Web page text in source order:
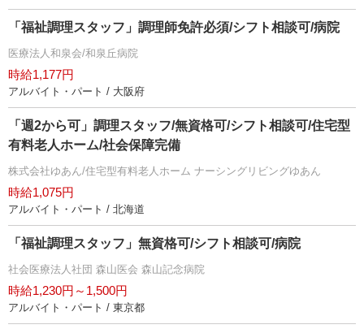
「福祉調理スタッフ」調理師免許必須/シフト相談可/病院
医療法人和泉会/和泉丘病院
時給1,177円
アルバイト・パート / 大阪府
「週2から可」調理スタッフ/無資格可/シフト相談可/住宅型
有料老人ホーム/社会保障完備
株式会社ゆあん/住宅型有料老人ホーム ナーシングリビングゆあん
時給1,075円
アルバイト・パート / 北海道
「福祉調理スタッフ」無資格可/シフト相談可/病院
社会医療法人社団 森山医会 森山記念病院
時給1,230円～1,500円
アルバイト・パート / 東京都